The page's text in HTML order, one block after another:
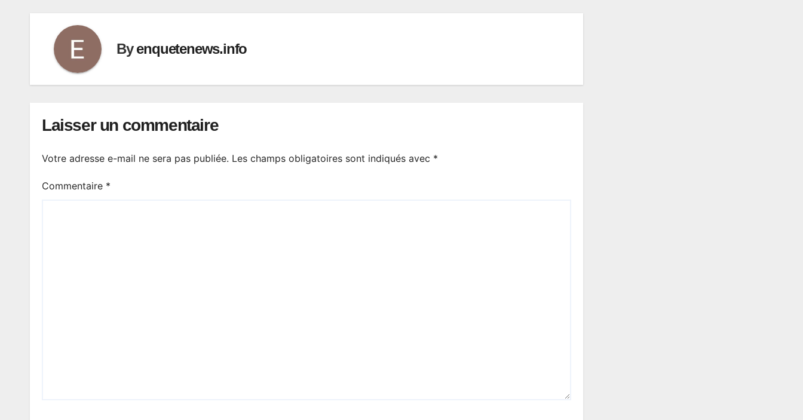
Byenquetenews.info
Laisser un commentaire
Votre adresse e-mail ne sera pas publiée. Les champs obligatoires sont indiqués avec *
Commentaire *